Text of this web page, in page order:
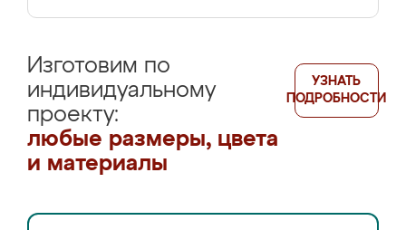
Изготовим по
индивидуальному
проекту:
любые размеры, цвета
и материалы
УЗНАТЬ
ПОДРОБНОСТИ